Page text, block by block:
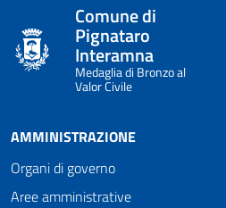
Comune di
Pignataro
Interamna
Medaglia di Bronzo al
Valor Civile
AMMINISTRAZIONE
Organi di governo
Aree amministrative